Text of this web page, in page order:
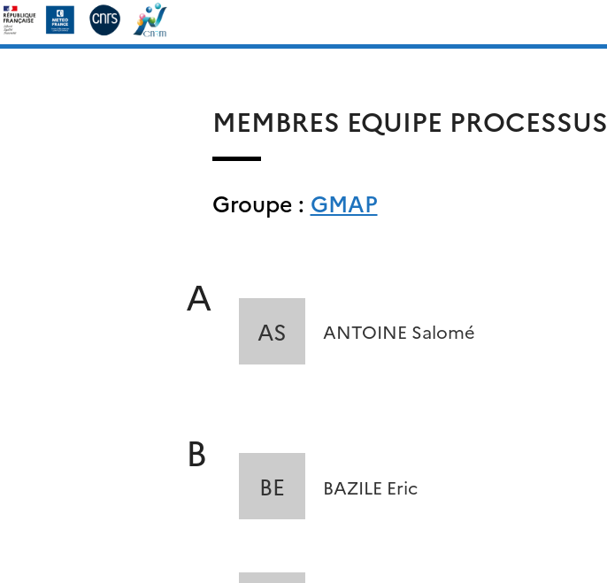
Skip
to
content
MEMBRES EQUIPE PROCESSUS
Groupe : GMAP
A
AS ANTOINE Salomé
B
BE BAZILE Eric